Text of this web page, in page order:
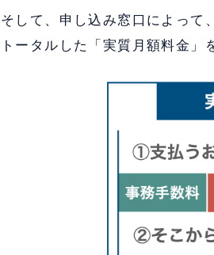
そして、申し込み窓口によって
トータルした「実質月額料金」